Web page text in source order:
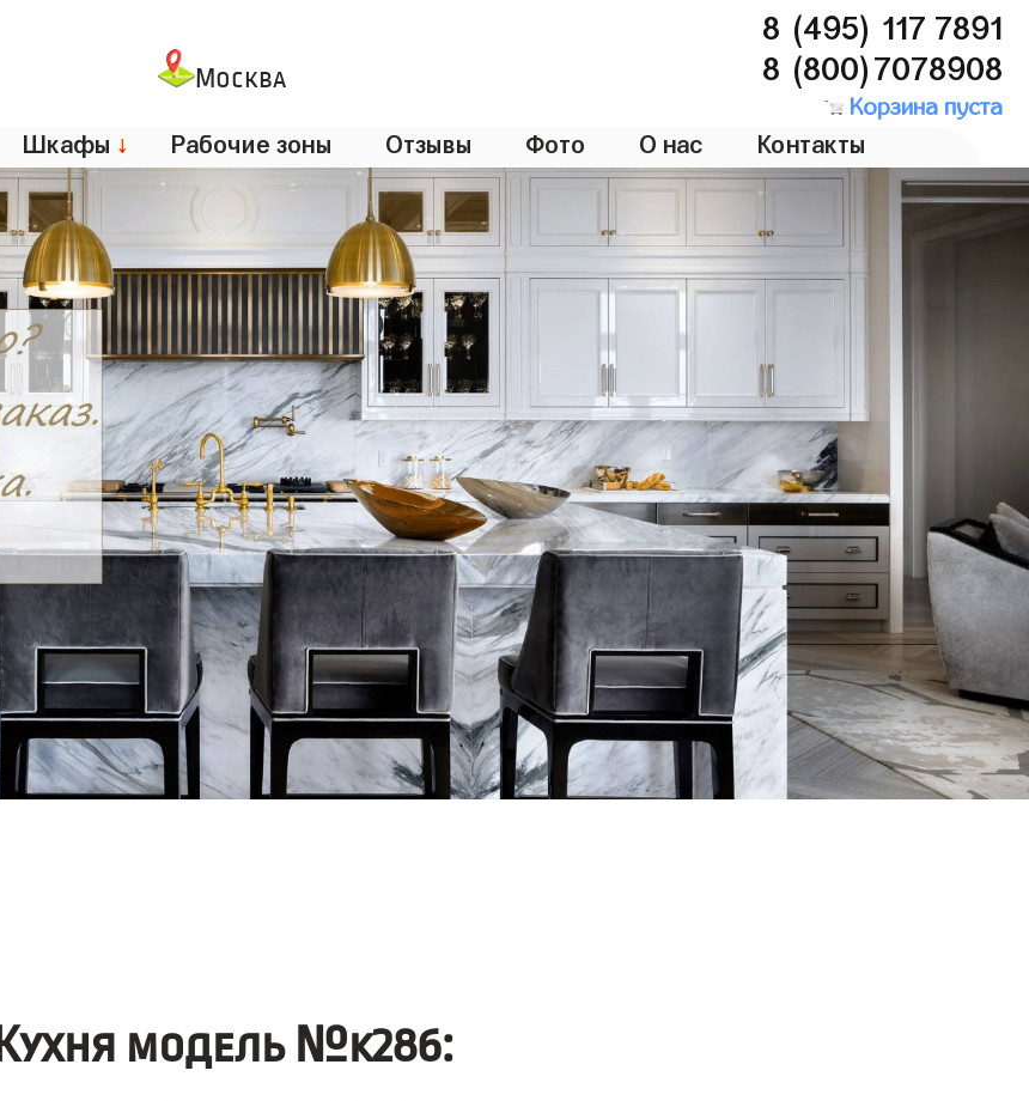
Москва
8 (495) 117 7891
8 (800)7078908
Корзина пуста
Шкафы ↓ Рабочие зоны Отзывы Фото О нас Контакты
Кухня модель №k286: